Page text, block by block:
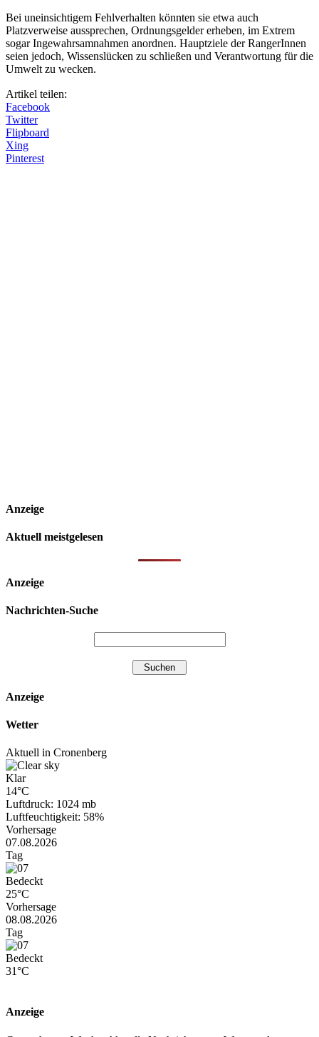
Bei uneinsichtigem Fehlverhalten könnten sie etwa auch
Platzverweise aussprechen, Ordnungsgelder erheben, im Extrem
sogar Ingewahrsamnahmen anordnen. Hauptziele der RangerInnen
seien jedoch, Wissenslücken zu schließen und Verantwortung für die
Umwelt zu wecken.
Artikel teilen:
Facebook
Twitter
Flipboard
Xing
Pinterest
Anzeige
Aktuell meistgelesen
Anzeige
Nachrichten-Suche
Anzeige
Wetter
Aktuell in Cronenberg
Klar
14°C
Luftdruck: 1024 mb
Luftfeuchtigkeit: 58%
Vorhersage
07.08.2026
Tag
Bedeckt
25°C
Vorhersage
08.08.2026
Tag
Bedeckt
31°C
Anzeige